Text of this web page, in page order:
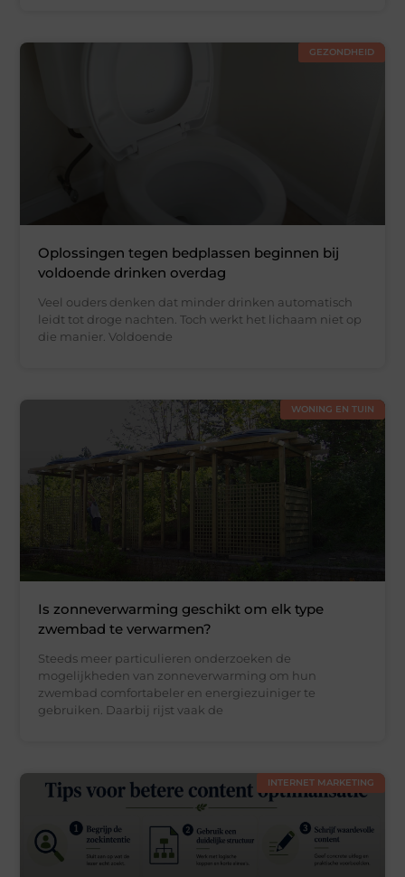
GEZONDHEID
Oplossingen tegen bedplassen beginnen bij
voldoende drinken overdag
Veel ouders denken dat minder drinken automatisch
leidt tot droge nachten. Toch werkt het lichaam niet op
die manier. Voldoende
WONING EN TUIN
Is zonneverwarming geschikt om elk type
zwembad te verwarmen?
Steeds meer particulieren onderzoeken de
mogelijkheden van zonneverwarming om hun
zwembad comfortabeler en energiezuiniger te
gebruiken. Daarbij rijst vaak de
INTERNET MARKETING